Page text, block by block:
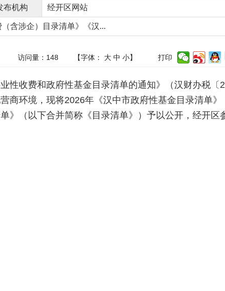
布机构 经开区网站
含涉企）目录清单》《汉...
访问量： 148 【字体： 大 中 小】 打印
性收费和政府性基金目录清单的通知》（汉财办税〔
商环境，现将2026年《汉中市政府性基金目录清单》
》（以下合并简称《目录清单》）予以公开，经开区